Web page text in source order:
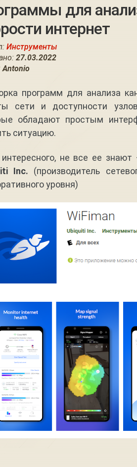
для
интернет
Инструменты
27.03.2022
Antonio
программ для анализа
сети и доступности
обладают простым
ситуацию.
не все ее
Inc. (производитель
уровня)